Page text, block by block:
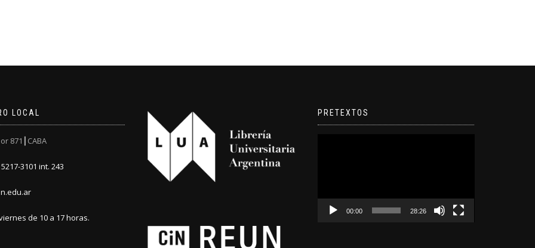
LOCAL
871┃CABA
3101 int. 243
de 10 a 17 horas.
PRETEXTOS
00:00 28:26